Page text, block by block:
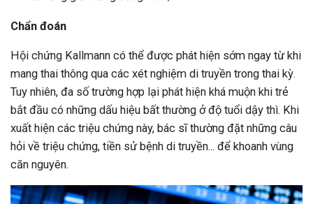
Chẩn đoán
Hội chứng Kallmann có thể được phát hiện sớm ngay từ khi
mang thai thông qua các xét nghiệm di truyền trong thai kỳ.
Tuy nhiên, đa số trường hợp lại phát hiện khá muộn khi trẻ
bắt đầu có những dấu hiệu bất thường ở độ tuổi dậy thì. Khi
xuất hiện các triệu chứng này, bác sĩ thường đặt những câu
hỏi về triệu chứng, tiền sử bệnh di truyền... để khoanh vùng
căn nguyên.